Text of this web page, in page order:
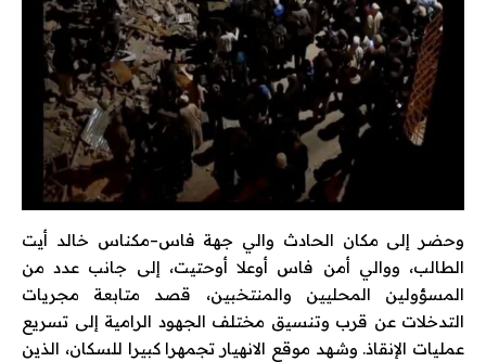
وحضر إلى مكان الحادث والي جهة فاس–مكناس خالد أيت
الطالب، ووالي أمن فاس أوعلا أوحتيت، إلى جانب عدد من
المسؤولين المحليين والمنتخبين، قصد متابعة مجريات
التدخلات عن قرب وتنسيق مختلف الجهود الرامية إلى تسريع
عمليات الإنقاذ. وشهد موقع الانهيار تجمهرا كبيرا للسكان، الذين